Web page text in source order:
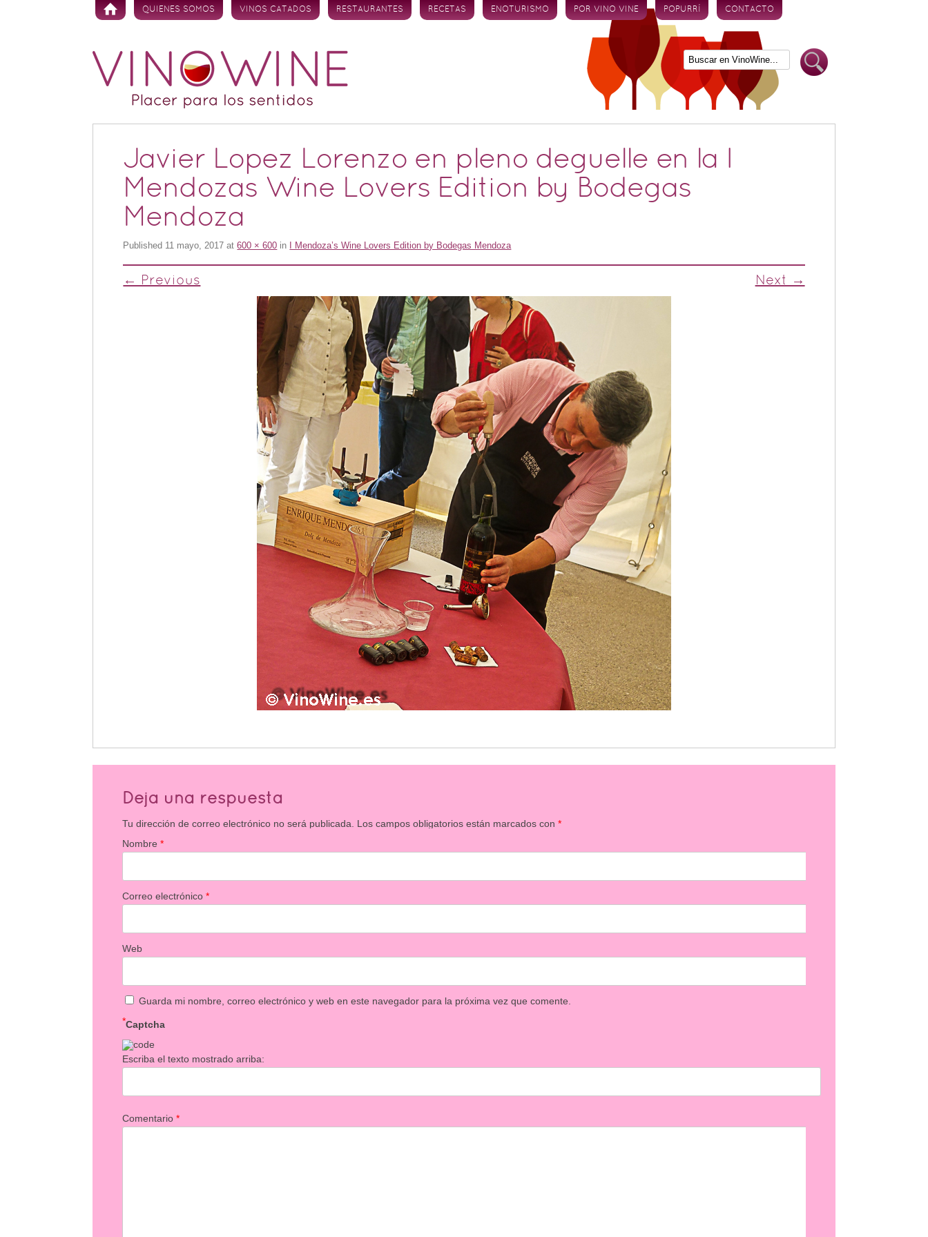
Skip to content
QUIENES SOMOS VINOS CATADOS RESTAURANTES RECETAS ENOTURISMO POR VINO VINE POPURRÍ CONTACTO
Javier Lopez Lorenzo en pleno deguelle en la I
Mendozas Wine Lovers Edition by Bodegas
Mendoza
Published 11 mayo, 2017 at600 × 600 in I Mendoza’s Wine Lovers Edition by Bodegas Mendoza
← Previous Next →
Deja una respuesta
Tu dirección de correo electrónico no será publicada. Los campos obligatorios están marcados con*
Nombre*
Correo electrónico*
Web
Guarda mi nombre, correo electrónico y web en este navegador para la próxima vez que comente.
Captcha
*
Escriba el texto mostrado arriba:
Comentario*